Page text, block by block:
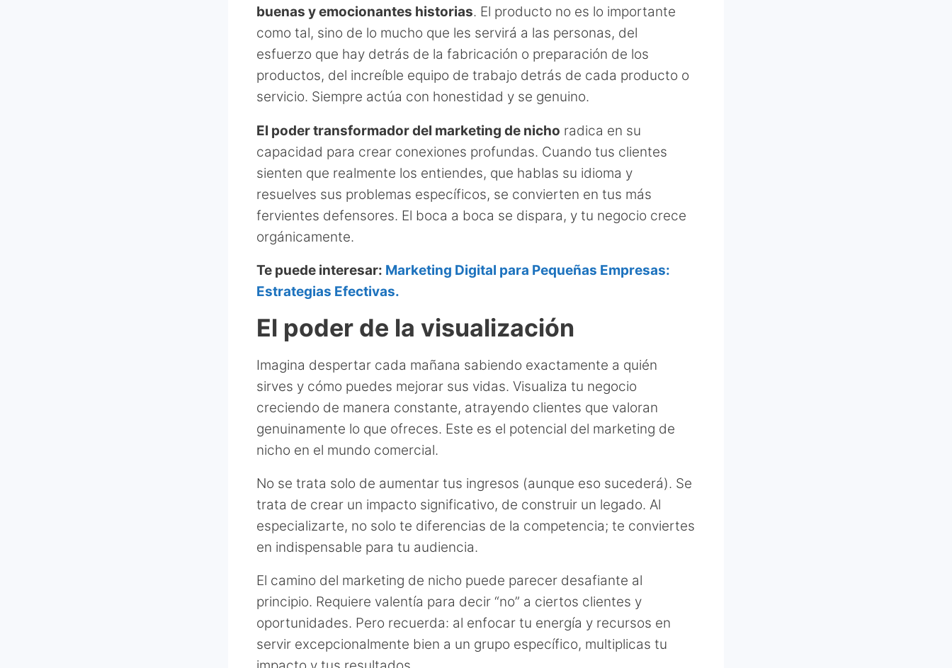
buenas y emocionantes historias. El producto no es lo importante
como tal, sino de lo mucho que les servirá a las personas, del
esfuerzo que hay detrás de la fabricación o preparación de los
productos, del increíble equipo de trabajo detrás de cada producto o
servicio. Siempre actúa con honestidad y se genuino.
El poder transformador del marketing de nicho radica en su
capacidad para crear conexiones profundas. Cuando tus clientes
sienten que realmente los entiendes, que hablas su idioma y
resuelves sus problemas específicos, se convierten en tus más
fervientes defensores. El boca a boca se dispara, y tu negocio crece
orgánicamente.
Te puede interesar: Marketing Digital para Pequeñas Empresas:
Estrategias Efectivas.
El poder de la visualización
Imagina despertar cada mañana sabiendo exactamente a quién
sirves y cómo puedes mejorar sus vidas. Visualiza tu negocio
creciendo de manera constante, atrayendo clientes que valoran
genuinamente lo que ofreces. Este es el potencial del marketing de
nicho en el mundo comercial.
No se trata solo de aumentar tus ingresos (aunque eso sucederá). Se
trata de crear un impacto significativo, de construir un legado. Al
especializarte, no solo te diferencias de la competencia; te conviertes
en indispensable para tu audiencia.
El camino del marketing de nicho puede parecer desafiante al
principio. Requiere valentía para decir “no” a ciertos clientes y
oportunidades. Pero recuerda: al enfocar tu energía y recursos en
servir excepcionalmente bien a un grupo específico, multiplicas tu